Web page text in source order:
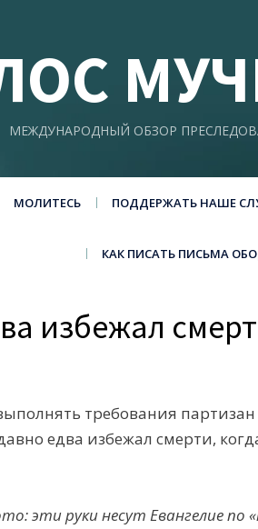
МЕЖДУНАРОДНЫЙ ОБЗОР
МОЛИТЕСЬ ПОДДЕРЖАТЬ НАШЕ
КАК ПИСАТЬ ПИСЬМА
избежал
требования партизан
едва избежал смерти,
эти руки несут Евангелие по «